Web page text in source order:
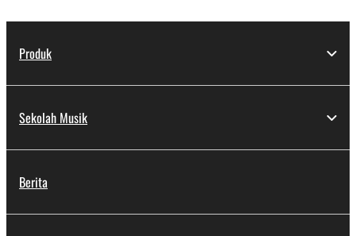
Produk
Sekolah Musik
Berita